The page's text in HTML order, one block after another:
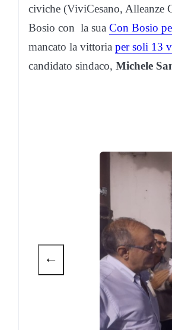
civiche (ViviCesano, Alleanze
Bosio con la sua Con Bosio
mancato la vittoria per soli 13
candidato sindaco, Michele
←